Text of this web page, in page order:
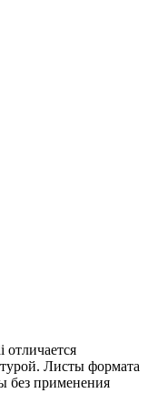
отличается
Листы формата
без применения